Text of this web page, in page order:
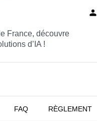
France, découvre
d’IA !
person
FAQ RÈGLEMENT